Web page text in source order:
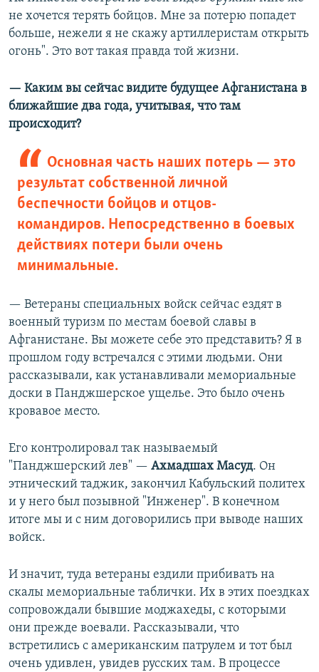
не хочется терять бойцов. Мне за потерю попадет
больше, нежели я не скажу артиллеристам открыть
огонь". Это вот такая правда той жизни.
— Каким вы сейчас видите будущее Афганистана в
ближайшие два года, учитывая, что там
происходит?
Основная часть наших потерь — это
результат собственной личной
беспечности бойцов и отцов-
командиров. Непосредственно в боевых
действиях потери были очень
минимальные.
— Ветераны специальных войск сейчас ездят в
военный туризм по местам боевой славы в
Афганистане. Вы можете себе это представить? Я в
прошлом году встречался с этими людьми. Они
рассказывали, как устанавливали мемориальные
доски в Панджшерское ущелье. Это было очень
кровавое место.
Его контролировал так называемый
"Панджшерский лев" — Ахмадшах Масуд. Он
этнический таджик, закончил Кабульский политех
и у него был позывной "Инженер". В конечном
итоге мы и с ним договорились при выводе наших
войск.
И значит, туда ветераны ездили прибивать на
скалы мемориальные таблички. Их в этих поездках
сопровождали бывшие моджахеды, с которыми
они прежде воевали. Рассказывали, что
встретились с американским патрулем и тот был
очень удивлен, увидев русских там. В процессе